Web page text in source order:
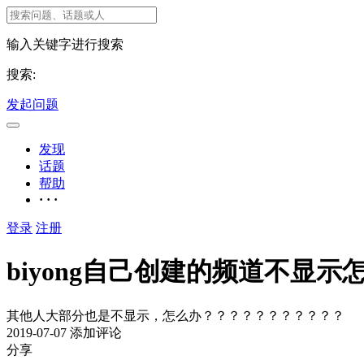
输入关键字进行搜索
搜索:
发起问题
发现
话题
帮助
· · ·
登录 注册
biyong自己创建的频道不显示
其他人大部分也是不显示，怎么办？？？？？？？？？？？
2019-07-07 添加评论
分享